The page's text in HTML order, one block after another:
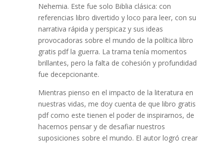
Nehemia. Este fue solo Biblia clásica: con
referencias libro divertido y loco para leer, con su
narrativa rápida y perspicaz y sus ideas
provocadoras sobre el mundo de la política libro
gratis pdf la guerra. La trama tenía momentos
brillantes, pero la falta de cohesión y profundidad
fue decepcionante.
Mientras pienso en el impacto de la literatura en
nuestras vidas, me doy cuenta de que libro gratis
pdf como este tienen el poder de inspirarnos, de
hacernos pensar y de desafiar nuestros
suposiciones sobre el mundo. El autor logró crear